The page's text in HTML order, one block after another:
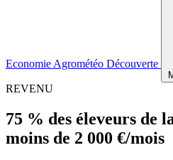
Economie Agrométéo Découverte
REVENU
75 % des éleveurs de
moins de 2 000 €/mois